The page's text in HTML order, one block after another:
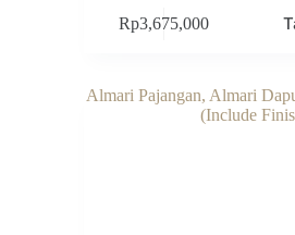
Rp3,675,000